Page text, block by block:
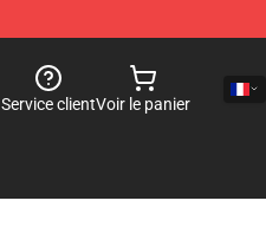
Service clientVoir le panier